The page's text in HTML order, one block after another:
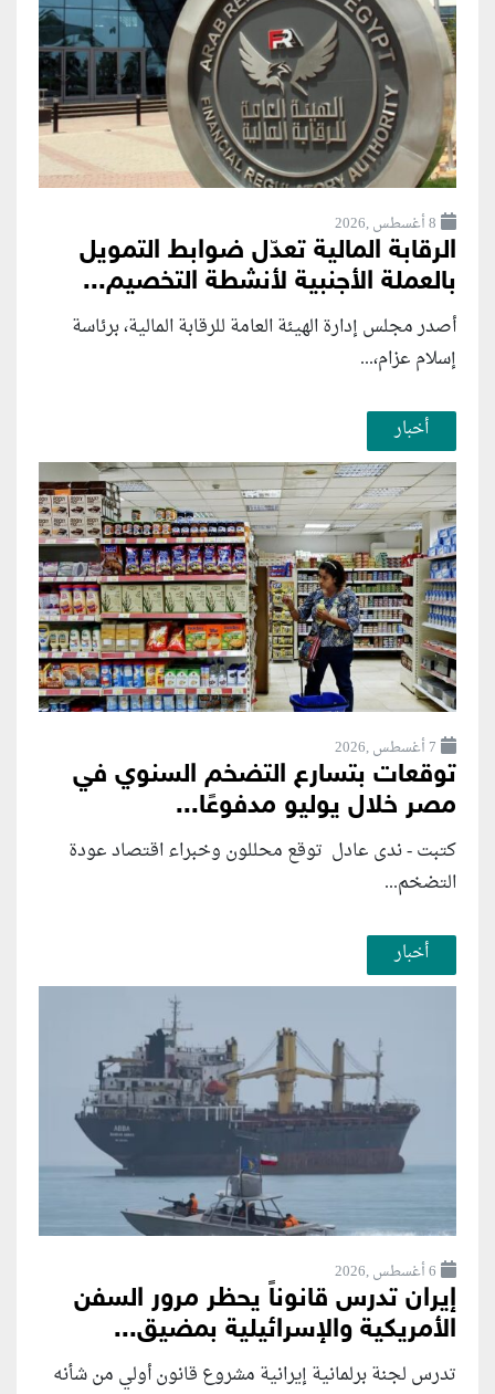
8 أغسطس ,2026
الرقابة المالية تعدّل ضوابط التمويل
بالعملة الأجنبية لأنشطة التخصيم...
أصدر مجلس إدارة الهيئة العامة للرقابة المالية، برئاسة
إسلام عزام،...
أخبار
7 أغسطس ,2026
توقعات بتسارع التضخم السنوي في
مصر خلال يوليو مدفوعًا...
كتبت - ندى عادل توقع محللون وخبراء اقتصاد عودة
التضخم...
أخبار
6 أغسطس ,2026
إيران تدرس قانوناً يحظر مرور السفن
الأمريكية والإسرائيلية بمضيق...
تدرس لجنة برلمانية إيرانية مشروع قانون ⁠أولي من شأنه